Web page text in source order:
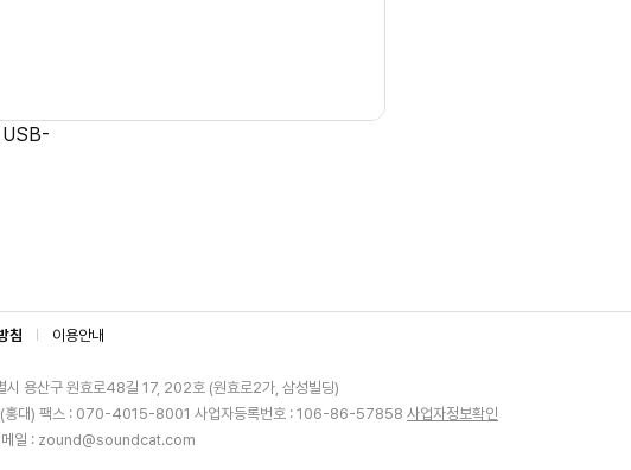
침 이용안내
시 용산구 원효로48길 17, 202호 (원효로2가, 삼성빌딩)
대) 팩스 : 070-4015-8001 사업자등록번호 : 106-86-57858 사업자정보확인
메일 : zound@soundcat.com